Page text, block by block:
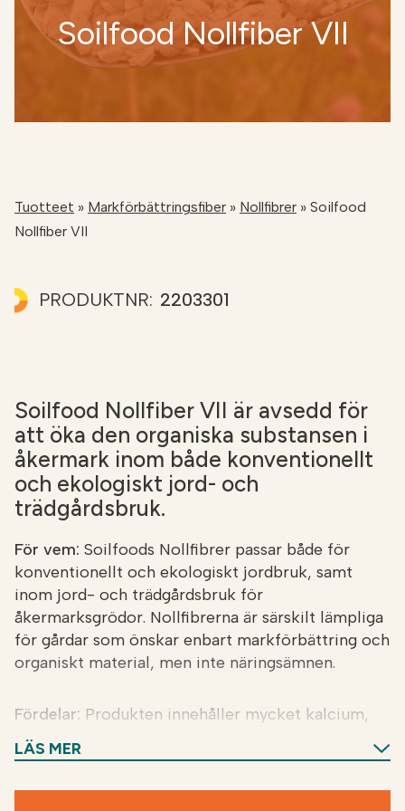
NÄTBUTIKEN
Soilfood Nollfiber VII
Tuotteet » Markförbättringsfiber » Nollfibrer » Soilfood
Nollfiber VII
PRODUKTNR: 2203301
Soilfood Nollfiber VII är avsedd för
att öka den organiska substansen i
åkermark inom både konventionellt
och ekologiskt jord- och
trädgårdsbruk.
För vem: Soilfoods Nollfibrer passar både för
konventionellt och ekologiskt jordbruk, samt
inom jord- och trädgårdsbruk för
åkermarksgrödor. Nollfibrerna är särskilt lämpliga
för gårdar som önskar enbart markförbättring och
organiskt material, men inte näringsämnen.
Fördelar: Produkten innehåller mycket kalcium,
vilket hjälper till att upprätthålla pH-nivån.
Användning:Soilfood Nollfiber VII sprids
LÄS MER